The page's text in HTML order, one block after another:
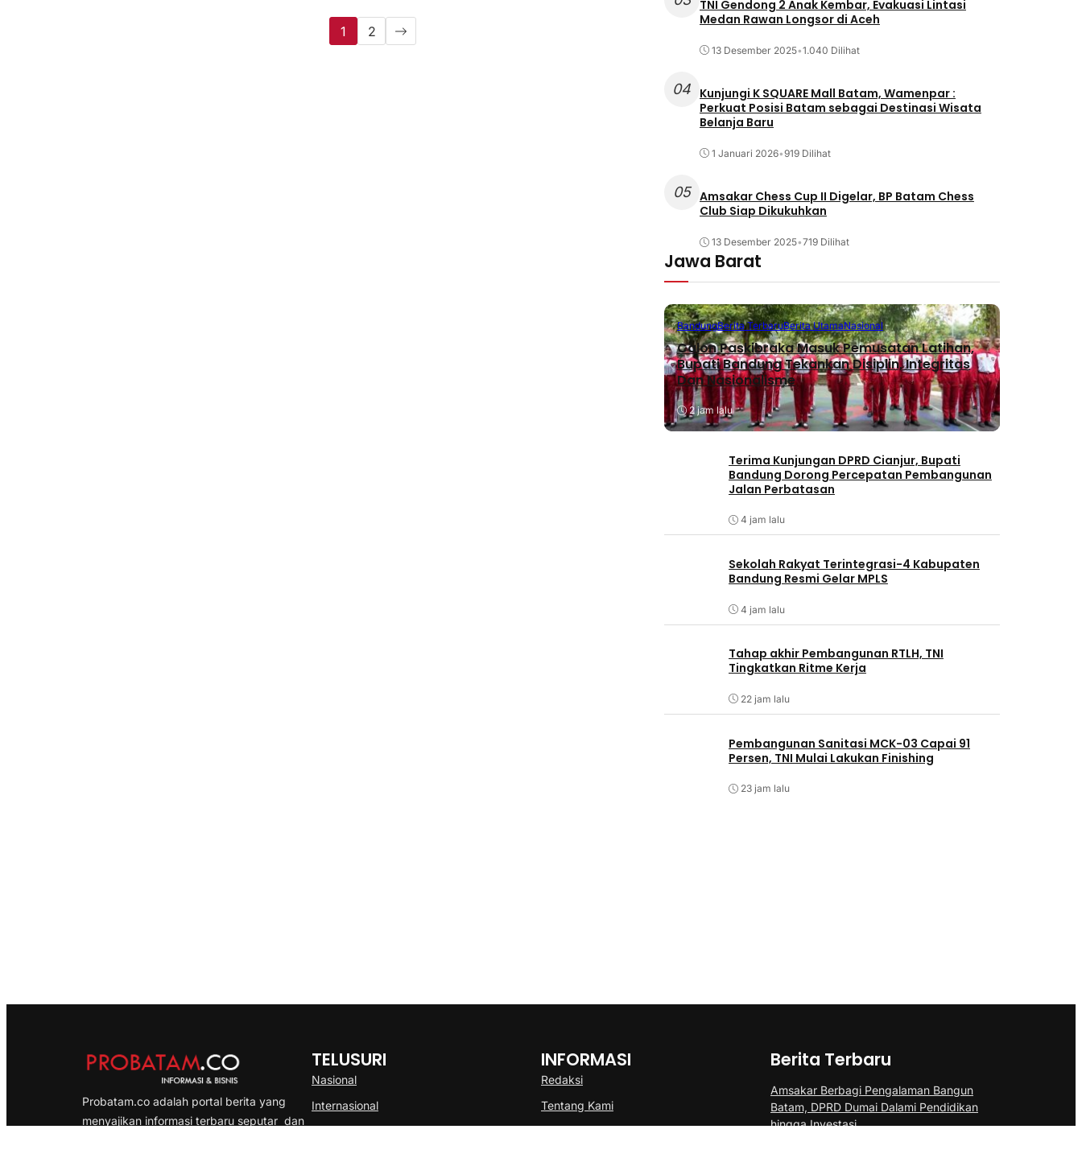
1 2
TNI Gendong 2 Anak Kembar, Evakuasi Lintasi
Medan Rawan Longsor di Aceh
13 Desember 2025•1.040 Dilihat
04 Kunjungi K SQUARE Mall Batam, Wamenpar :
Perkuat Posisi Batam sebagai Destinasi Wisata
Belanja Baru
1 Januari 2026•919 Dilihat
05 Amsakar Chess Cup II Digelar, BP Batam Chess
Club Siap Dikukuhkan
13 Desember 2025•719 Dilihat
Jawa Barat
BandungBerita TerbaruBerita UtamaNasional
Calon Paskibraka Masuk Pemusatan Latihan,
Bupati Bandung Tekankan Disiplin, Integritas
Dan Nasionalisme
2 jam lalu
Terima Kunjungan DPRD Cianjur, Bupati
Bandung Dorong Percepatan Pembangunan
Jalan Perbatasan
4 jam lalu
Sekolah Rakyat Terintegrasi-4 Kabupaten
Bandung Resmi Gelar MPLS
4 jam lalu
Tahap akhir Pembangunan RTLH, TNI
Tingkatkan Ritme Kerja
22 jam lalu
Pembangunan Sanitasi MCK-03 Capai 91
Persen, TNI Mulai Lakukan Finishing
23 jam lalu
Probatam.co adalah portal berita yang
menyajikan informasi terbaru seputar dan
TELUSURI
Nasional
Internasional
INFORMASI
Redaksi
Tentang Kami
Berita Terbaru
Amsakar Berbagi Pengalaman Bangun
Batam, DPRD Dumai Dalami Pendidikan
hingga Investasi